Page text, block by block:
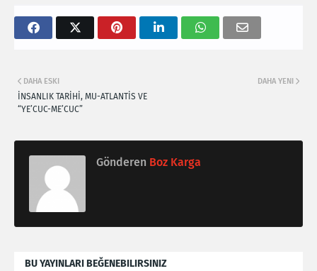
DAHA YENI
DAHA ESKI
İNSANLIK TARİHİ, MU-ATLANTİS VE
“YE’CUC-ME’CUC”
Gönderen Boz Karga
BU YAYINLARI BEĞENEBILIRSINIZ